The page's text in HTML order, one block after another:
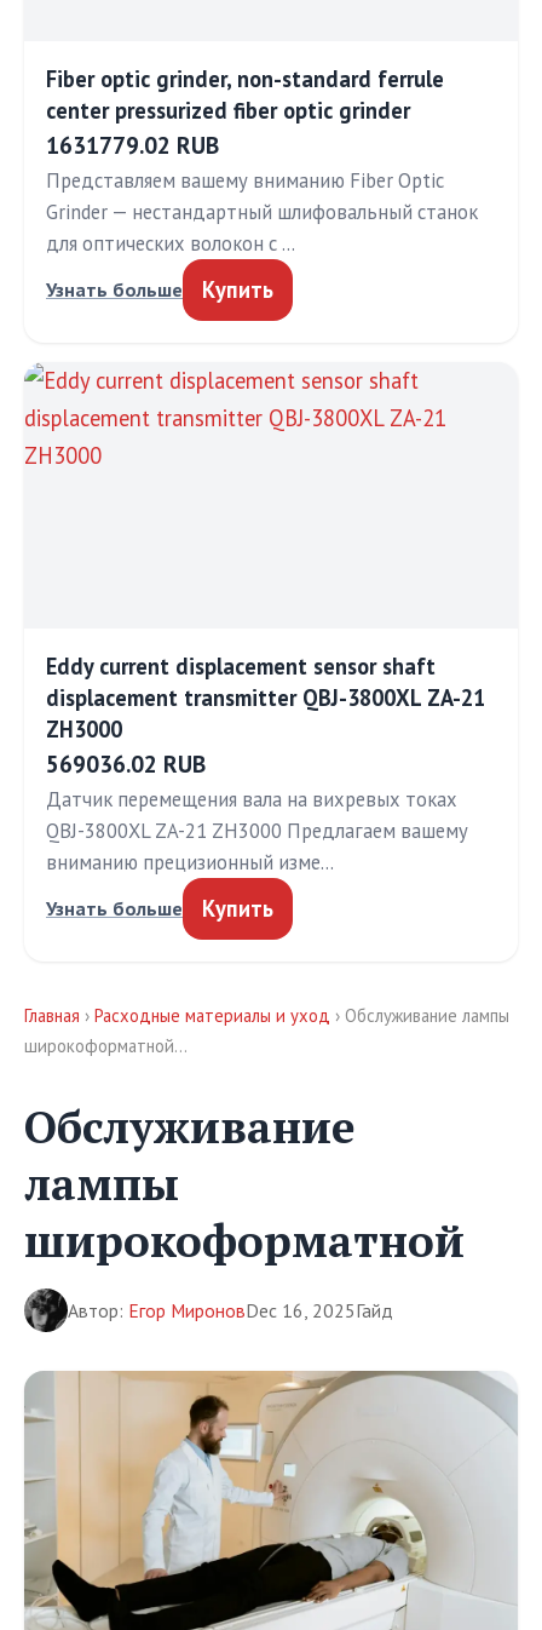
Fiber optic grinder, non-standard ferrule
center pressurized fiber optic grinder
1631779.02 RUB
Представляем вашему вниманию Fiber Optic
Grinder — нестандартный шлифовальный станок
для оптических волокон с …
Узнать больше Купить
Eddy current displacement sensor shaft
displacement transmitter QBJ-3800XL ZA-21
ZH3000
569036.02 RUB
Датчик перемещения вала на вихревых токах
QBJ-3800XL ZA-21 ZH3000 Предлагаем вашему
вниманию прецизионный изме…
Узнать больше Купить
Главная › Расходные материалы и уход › Обслуживание лампы
широкоформатной…
Обслуживание
лампы
широкоформатной
Автор: Егор МироновDec 16, 2025Гайд